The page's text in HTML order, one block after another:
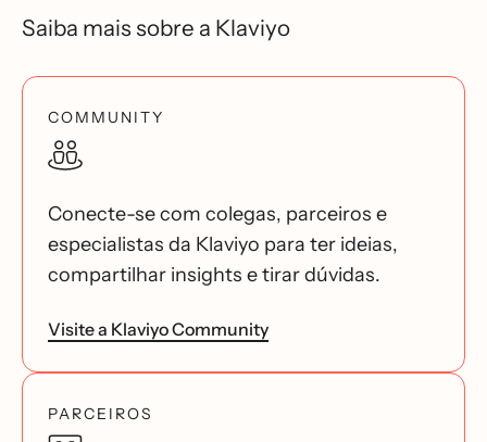
Saiba mais sobre a Klaviyo
COMMUNITY
Conecte-se com colegas, parceiros e
especialistas da Klaviyo para ter ideias,
compartilhar insights e tirar dúvidas.
Visite a Klaviyo Community
PARCEIROS